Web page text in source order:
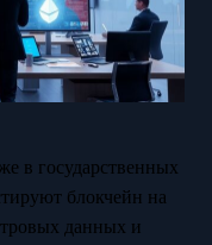
в государственных
блокчейн на
данных и